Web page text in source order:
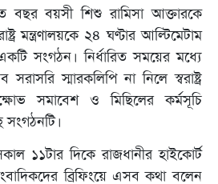
বছর বয়সী শিশু রামিসা আক্তারকে
মন্ত্রণালয়কে ২৪ ঘণ্টার আল্টিমেটাম
সংগঠন। নির্ধারিত সময়ের মধ্যে
সরাসরি স্মারকলিপি না নিলে স্বরাষ্ট্র
সমাবেশ ও মিছিলের কর্মসূচি
সংগঠনটি।
১১টার দিকে রাজধানীর হাইকোর্ট
ব্রিফিংয়ে এসব কথা বলেন